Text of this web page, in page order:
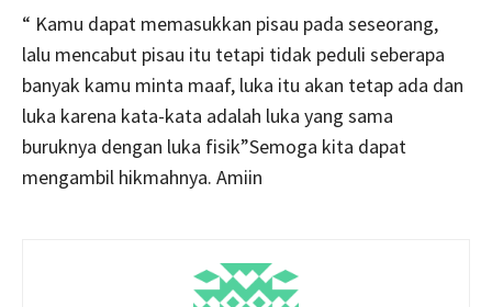
“ Kamu dapat memasukkan pisau pada seseorang,
lalu mencabut pisau itu tetapi tidak peduli seberapa
banyak kamu minta maaf, luka itu akan tetap ada dan
luka karena kata-kata adalah luka yang sama
buruknya dengan luka fisik”Semoga kita dapat
mengambil hikmahnya. Amiin